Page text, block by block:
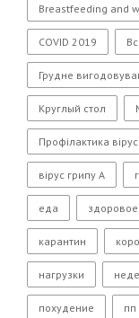
Breastfeeding and
COVID 2019
Грудне
Круглый стол
Профілактика
вірус грипу А
еда
карантин
нагрузки
похудение пп